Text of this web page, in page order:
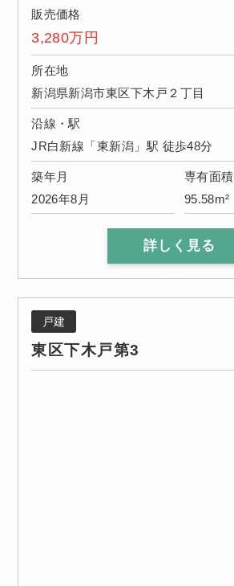
販売価格
3,280万円
所在地
新潟県新潟市東区下木戸２丁目
沿線・駅
JR白新線「東新潟」駅 徒歩48分
築年月
2026年8月
専有面積
95.58m²
詳しく見る
戸建
東区下木戸第3